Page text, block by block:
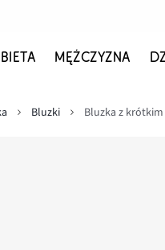
MĘŻCZYZNA
Bluzki Bluzka z